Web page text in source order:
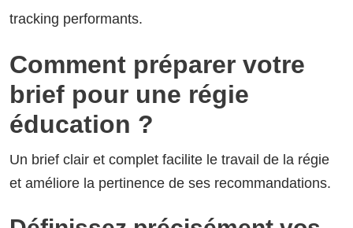
tracking performants.
Comment préparer votre
brief pour une régie
éducation ?
Un brief clair et complet facilite le travail de la régie
et améliore la pertinence de ses recommandations.